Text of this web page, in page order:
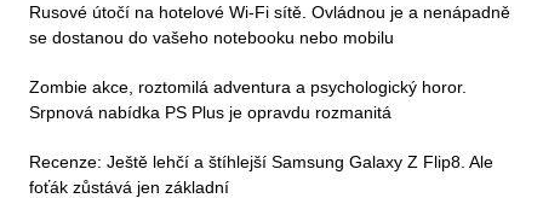
Rusové útočí na hotelové Wi-Fi sítě. Ovládnou je a nenápadně
se dostanou do vašeho notebooku nebo mobilu
Zombie akce, roztomilá adventura a psychologický horor.
Srpnová nabídka PS Plus je opravdu rozmanitá
Recenze: Ještě lehčí a štíhlejší Samsung Galaxy Z Flip8. Ale
foťák zůstává jen základní